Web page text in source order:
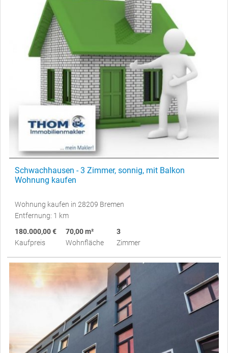
Schwachhausen - 3 Zimmer, sonnig, mit Balkon
Wohnung kaufen
Wohnung kaufen in 28209 Bremen
Entfernung: 1 km
180.000,00 €
Kaufpreis
70,00 m²
Wohnfläche
3
Zimmer